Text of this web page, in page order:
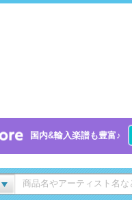
国内&輸入楽譜も豊富♪